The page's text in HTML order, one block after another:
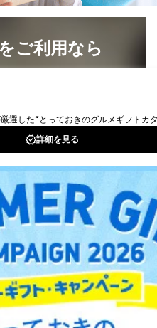
務などの雇用管理等のた
及びお客様がご購入され
、キャンペーン等の広告
ービス利用状況の把握お
合わせ対応、トラブル対
ため
当社のプライバシーポリシ
て公表する利用目的達成の
5については保有個人デ
利用目的であり、下記4.の
ただきます。
ナー（提携企業）様又は
だきますようお願い致し
いて
ご利用なら
読み放題！
FOR IOS
FOR ANDROID
こちら
内
採用情報